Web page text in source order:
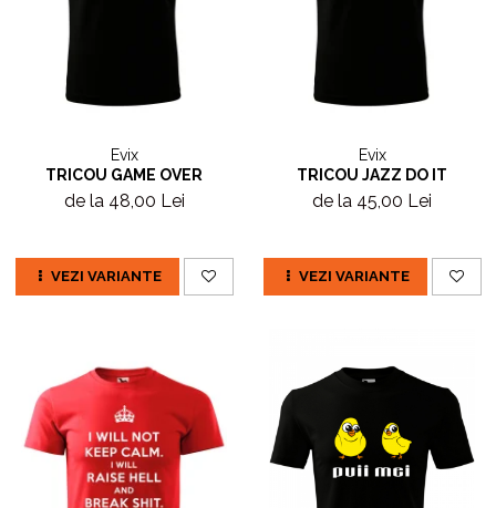
Evix
TRICOU GAME OVER
de la 48,00 Lei
VEZI VARIANTE
Evix
TRICOU JAZZ DO IT
de la 45,00 Lei
VEZI VARIANTE